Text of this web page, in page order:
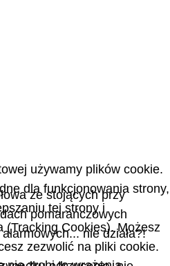
ze stojących przy
pomarańczowych
nie działa?!
używamy plików cookie.
dla funkcjonowania strony,
tej strony i
(Tracking Cookies). Możesz
zezwolić na pliki cookie.